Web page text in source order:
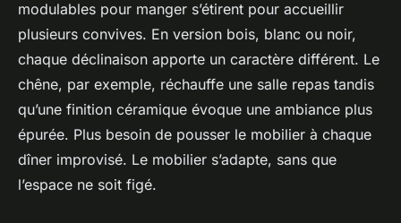
modulables pour manger s’étirent pour accueillir
plusieurs convives. En version bois, blanc ou noir,
chaque déclinaison apporte un caractère différent. Le
chêne, par exemple, réchauffe une salle repas tandis
qu’une finition céramique évoque une ambiance plus
épurée. Plus besoin de pousser le mobilier à chaque
dîner improvisé. Le mobilier s’adapte, sans que
l’espace ne soit figé.